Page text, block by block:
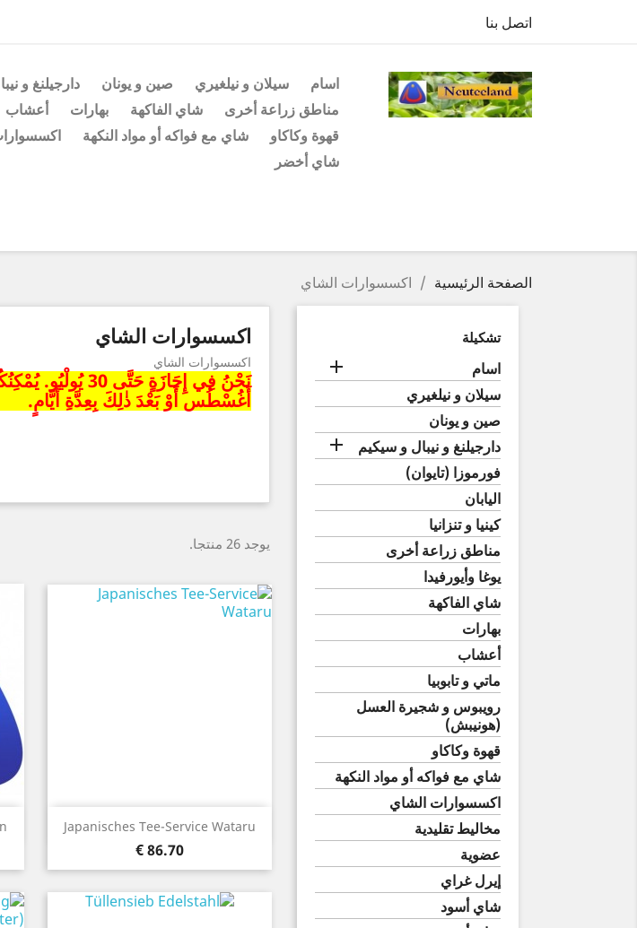
اتصل بنا
اسام سيلان و نيلغيري صين و يونان دارجيلنغ و
مناطق زراعة أخرى
شاي الفاكهة بهارات أعشاب
قهوة وكاكاو
شاي مع فواكه أو مواد النكهة
شاي أخضر
الصفحة الرئيسية اكسسوارات الشاي
تشكيلة
اسام 
سيلان و نيلغيري
صين و يونان
دارجيلنغ و نيبال و سيكيم

فورموزا (تايوان)
اليابان
كينيا و تنزانيا
مناطق زراعة أخرى
يوغا وأيورفيدا
شاي الفاكهة
بهارات
أعشاب
ماتي و تابوبيا
رويبوس و شجيرة العسل
(هونيبش)
قهوة وكاكاو
شاي مع فواكه أو مواد النكهة
اكسسوارات الشاي
مخاليط تقليدية
عضوية
إيرل غراي
شاي أسود
اكسسوارات الشاي
اكسسوارات الشاي
أَغُسْطُس أَوْ بَعْدَ ذٰلِكَ بِعِدَّةِ أَيَّامٍ.
يوجد 26 منتجا.
Japanisches Tee-Service Wataru
86.70 €
نظرة سريعة